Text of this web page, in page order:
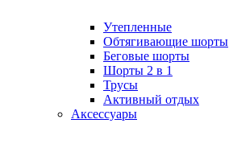
Утепленные
Обтягивающие шорты
Беговые шорты
Шорты 2 в 1
Трусы
Активный отдых
Аксессуары